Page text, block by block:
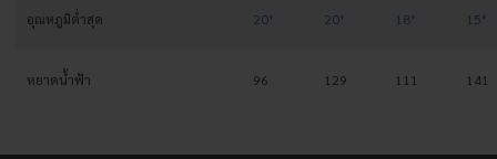
อุณหภูมิต่ำสุด 20° 20° 18° 15°
หยาดน้ำฟ้า 96 129 111 141